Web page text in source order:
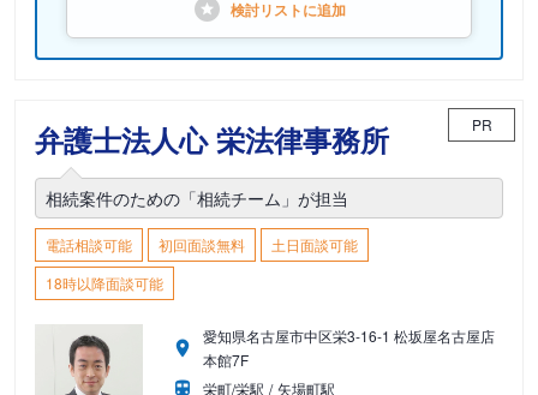
検討リストに追加
弁護士法人心 栄法律事務所 PR
相続案件のための「相続チーム」が担当
電話相談可能 初回面談無料
土日面談可能
18時以降面談可能
愛知県名古屋市中区栄3-16-1 松坂屋名古屋店
本館7F
栄町/栄駅
矢場町駅